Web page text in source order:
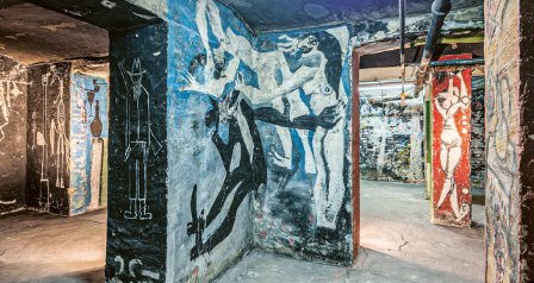
Stellenangebote Newsletter Presse
Nachhaltigkeit Kontakt
Digitale Sammlungen Exil-Archive